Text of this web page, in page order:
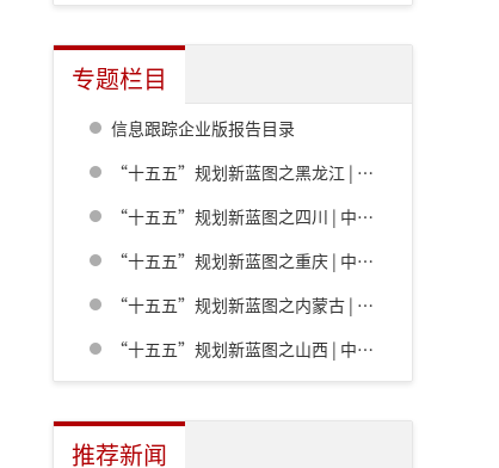
专题栏目
信息跟踪企业版报告目录
“十五五”规划新蓝图之黑龙江 | 中共黑龙江省委关于制定国民经济和社会发展第十五个五年规划的建议
“十五五”规划新蓝图之四川 | 中共四川省委关于制定四川省国民经济和社会发展第十五个五年规划的建议
“十五五”规划新蓝图之重庆 | 中共重庆市委关于制定重庆市国民经济和社会发展第十五个五年规划的建议
“十五五”规划新蓝图之内蒙古 | 内蒙古自治区党委关于制定国民经济和社会发展第十五个五年规划的建议
“十五五”规划新蓝图之山西 | 中共山西省委关于制定山西省国民经济和社会发展第十五个五年规划的建议
推荐新闻